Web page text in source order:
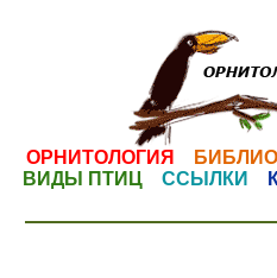
ОРНИТОЛОГИЯ
ВИДЫ ПТИЦ
ССЫЛКИ